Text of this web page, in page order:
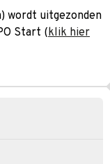
wordt uitgezonden
Start (klik hier